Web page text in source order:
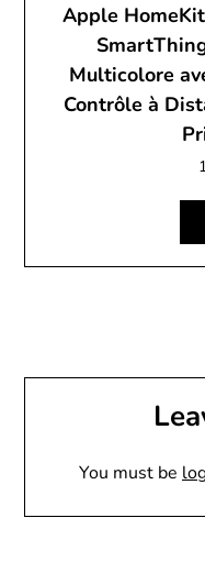
Apple
Multicolore
Contrôle à
You must be